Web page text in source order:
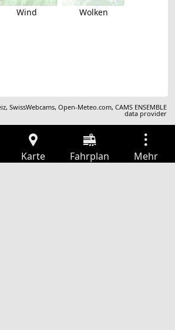
Wind Wolken
,SwissWebcams,Open-Meteo.com,CAMS ENSEMBLE
data provider
Karte Fahrplan Mehr